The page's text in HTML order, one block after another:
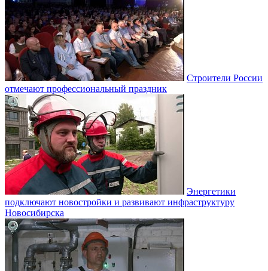
Строители России
отмечают профессиональный праздник
Энергетики
подключают новостройки и развивают инфраструктуру
Новосибирска